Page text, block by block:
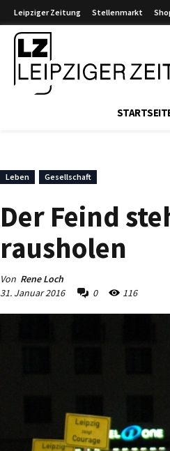
Leipziger Zeitung Stellenmarkt
Leben Gesellschaft
Der Feind
rausholen
Von Rene Loch
31. Januar 2016
0 116